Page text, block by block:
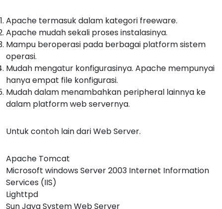
Apache termasuk dalam kategori freeware.
Apache mudah sekali proses instalasinya.
Mampu beroperasi pada berbagai platform sistem
operasi.
Mudah mengatur konfigurasinya. Apache mempunyai
hanya empat file konfigurasi.
Mudah dalam menambahkan peripheral lainnya ke
dalam platform web servernya.
Untuk contoh lain dari Web Server.
Apache Tomcat
Microsoft windows Server 2003 Internet Information
Services (IIS)
Lighttpd
Sun Java System Web Server